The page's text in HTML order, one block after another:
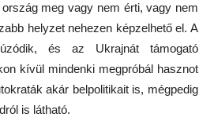
meg vagy nem érti, vagy nem
helyzet nehezen képzelhető el. A
és az Ukrajnát támogató
kívül mindenki megpróbál hasznot
akár belpolitikait is, mégpedig
is látható.